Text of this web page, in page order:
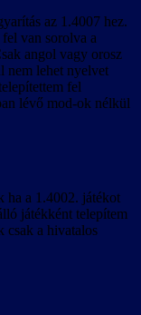
az 1.4007 hez.
van sorolva a
angol vagy orosz
nem lehet nyelvet
fel
lévő mod-ok nélkül
ha a 1.4002. játékot
játékként telepítem
csak a hivatalos